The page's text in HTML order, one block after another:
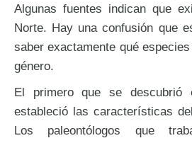
Algunas fuentes indican que
Norte. Hay una confusión que
saber exactamente qué
género.
El primero que se descubrió
estableció las características
Los paleontólogos que